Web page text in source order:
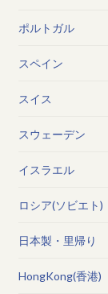
ポルトガル
スペイン
スイス
スウェーデン
イスラエル
ロシア(ソビエト)
日本製・里帰り
HongKong(香港)